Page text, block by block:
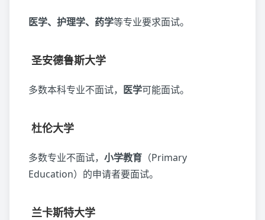
医学、护理学、药学等专业要求面试。
圣安德鲁斯大学
多数本科专业不面试， 医学可能面试。
杜伦大学
多数专业不面试， 小学教育 （Primary
Education）的申请者要面试。
兰卡斯特大学